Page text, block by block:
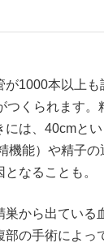
が1000本以上も
つくられます。
は、40cmとい
機能）や精子の
なることも。
巣から出ている
部の手術によっ